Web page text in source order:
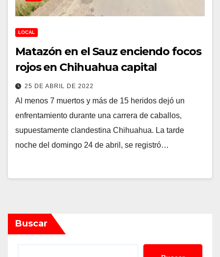
LOCAL
Matazón en el Sauz enciendo focos
rojos en Chihuahua capital
25 DE ABRIL DE 2022
Al menos 7 muertos y más de 15 heridos dejó un
enfrentamiento durante una carrera de caballos,
supuestamente clandestina Chihuahua. La tarde
noche del domingo 24 de abril, se registró…
Buscar